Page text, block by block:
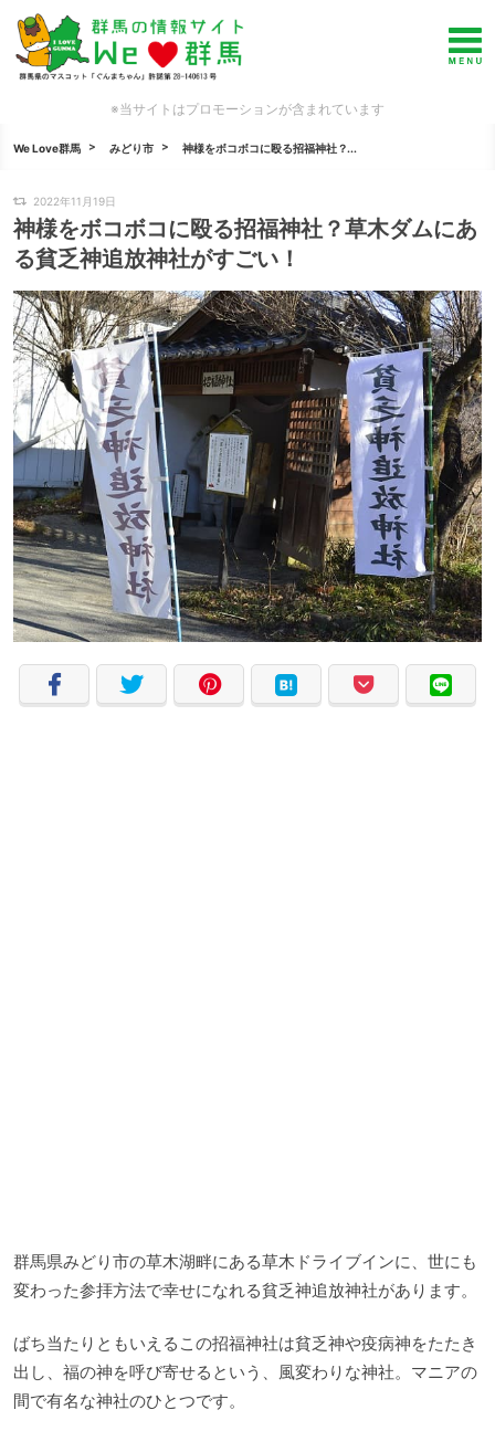
※当サイトはプロモーションが含まれています
We Love群馬 みどり市 神様をボコボコに殴る招福神社？...
2022年11月19日
神様をボコボコに殴る招福神社？草木ダムにあ
る貧乏神追放神社がすごい！
群馬県みどり市の草木湖畔にある草木ドライブインに、世にも
変わった参拝方法で幸せになれる貧乏神追放神社があります。
ばち当たりともいえるこの招福神社は貧乏神や疫病神をたたき
出し、福の神を呼び寄せるという、風変わりな神社。マニアの
間で有名な神社のひとつです。